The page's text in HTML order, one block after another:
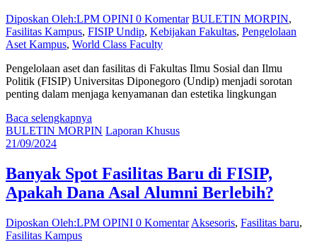
Diposkan Oleh:LPM OPINI 0 Komentar BULETIN MORPIN,
Fasilitas Kampus, FISIP Undip, Kebijakan Fakultas, Pengelolaan
Aset Kampus, World Class Faculty
Pengelolaan aset dan fasilitas di Fakultas Ilmu Sosial dan Ilmu
Politik (FISIP) Universitas Diponegoro (Undip) menjadi sorotan
penting dalam menjaga kenyamanan dan estetika lingkungan
Baca selengkapnya
BULETIN MORPIN Laporan Khusus
21/09/2024
Banyak Spot Fasilitas Baru di FISIP,
Apakah Dana Asal Alumni Berlebih?
Diposkan Oleh:LPM OPINI 0 Komentar Aksesoris, Fasilitas baru,
Fasilitas Kampus